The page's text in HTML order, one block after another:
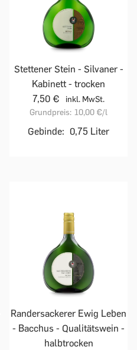
Stettener Stein - Silvaner -
Kabinett - trocken
7,50 €
inkl. MwSt.
Grundpreis: 10,00 €/l
Gebinde: 0,75 Liter
Randersackerer Ewig Leben
- Bacchus - Qualitätswein -
halbtrocken